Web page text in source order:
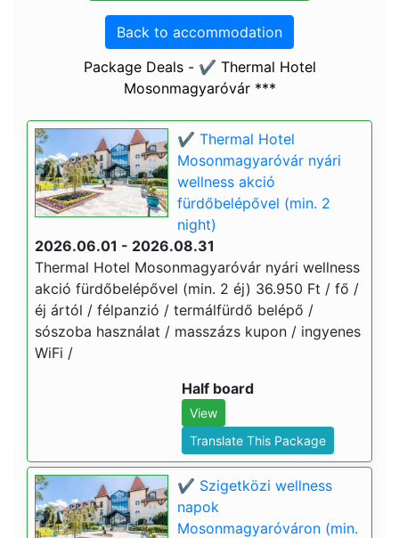
Back to accommodation
Package Deals - ✔️ Thermal Hotel
Mosonmagyaróvár ***
✔️ Thermal Hotel
Mosonmagyaróvár nyári
wellness akció
fürdőbelépővel (min. 2
night)
2026.06.01 - 2026.08.31
Thermal Hotel Mosonmagyaróvár nyári wellness
akció fürdőbelépővel (min. 2 éj) 36.950 Ft / fő /
éj ártól / félpanzió / termálfürdő belépő /
sószoba használat / masszázs kupon / ingyenes
WiFi /
Half board
View
Translate This Package
✔️ Szigetközi wellness
napok
Mosonmagyaróváron (min.